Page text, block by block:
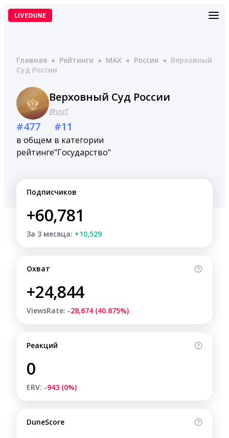
Перейти
Главная ● Рейтинги ● MAX ● Россия ● Верховный
Суд России
Верховный Суд России
@vsrf
#477
в общем
рейтинге
#11
в категории
"Государство"
Подписчиков
+60,781
За 3 месяца: +10,529
Охват
+24,844
ViewsRate: -28,674 (40.875%)
Реакций
0
ERV: -943 (0%)
DuneScore